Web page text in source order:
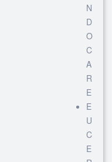
N
D
O
C
A
R
E
E
U
C
E